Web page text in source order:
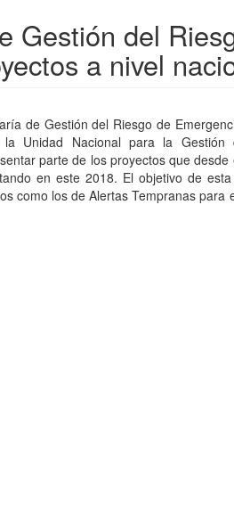
Gestión del
a nivel
de Gestión del Riesgo de
Unidad Nacional para la Gestión
parte de los proyectos que
en este 2018. El objetivo de
como los de Alertas Tempranas para